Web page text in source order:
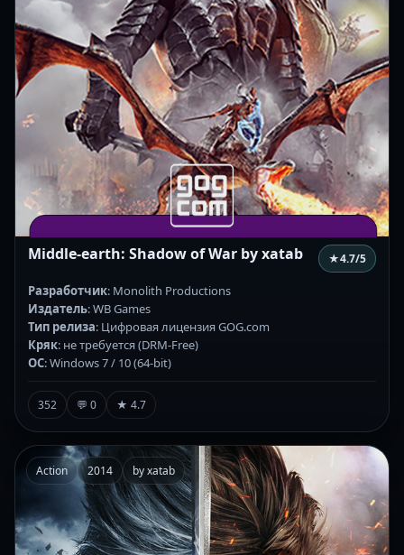
Middle-earth: Shadow of War by xatab ★4.7/5
Разработчик: Monolith Productions
Издатель: WB Games
Тип релиза: Цифровая лицензия GOG.com
Кряк: не требуется (DRM-Free)
ОС: Windows 7 / 10 (64-bit)
352 💬 0 ★ 4.7
Action 2014 by xatab